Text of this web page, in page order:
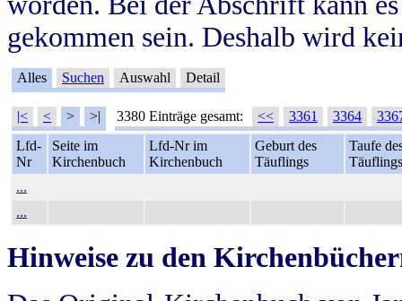
gekommen sein. Deshalb wird
Alles Suchen Auswahl Detail
|< < > >| 3380 Einträge gesamt: << 3361 3364
Lfd-
Nr
Seite im
Kirchenbuch
Lfd-Nr im
Kirchenbuch
Geburt des
Täuflings
Taufe
Täuflings
...
...
Hinweise zu den